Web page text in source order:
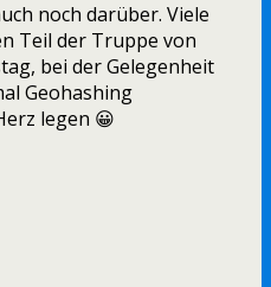
noch darüber. Viele
Teil der Truppe von
bei der Gelegenheit
Geohashing
legen 😀